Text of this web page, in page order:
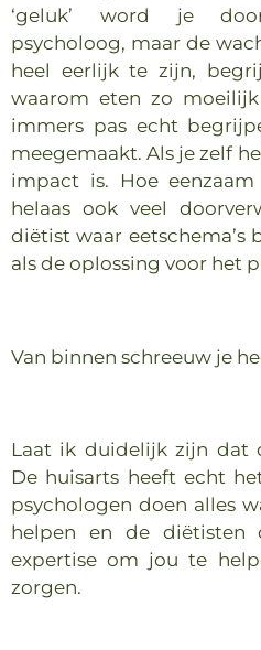
‘geluk’ word je
psycholoog, maar de
heel eerlijk te zijn,
waarom eten zo
immers pas echt
meegemaakt. Als je zelf
impact is. Hoe
helaas ook veel
diëtist waar eetschema’s
als de oplossing voor het
Van binnen schreeuw je
Laat ik duidelijk zijn dat
De huisarts heeft echt
psychologen doen alles
helpen en de diëtisten
expertise om jou te
zorgen.